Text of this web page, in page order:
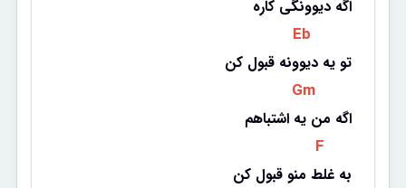
اگه دیوونگی کاره
Eb
تو یه دیوونه قبول کن
Gm
اگه من یه اشتباهم
F
به غلط منو قبول کن